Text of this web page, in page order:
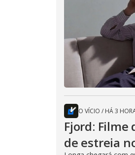
O VÍCIO / HÁ 3
Fjord: Filme
de estreia